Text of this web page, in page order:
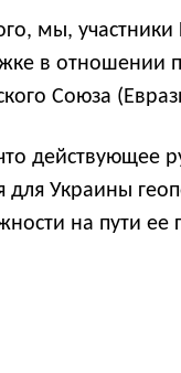
мы, участники
в отношении
Союза
действующее
Украины
на пути ее